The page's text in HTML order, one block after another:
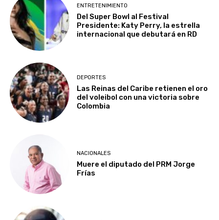
ENTRETENIMIENTO
Del Super Bowl al Festival
Presidente: Katy Perry, la estrella
internacional que debutará en RD
DEPORTES
Las Reinas del Caribe retienen el oro
del voleibol con una victoria sobre
Colombia
NACIONALES
Muere el diputado del PRM Jorge
Frías